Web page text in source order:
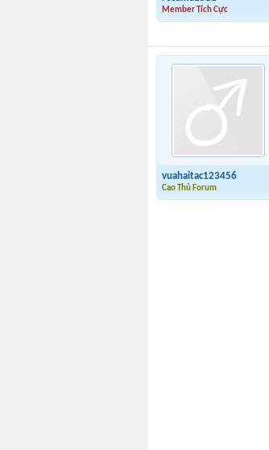
Member Tích Cực
vuahaitac123456
Cao Thủ Forum